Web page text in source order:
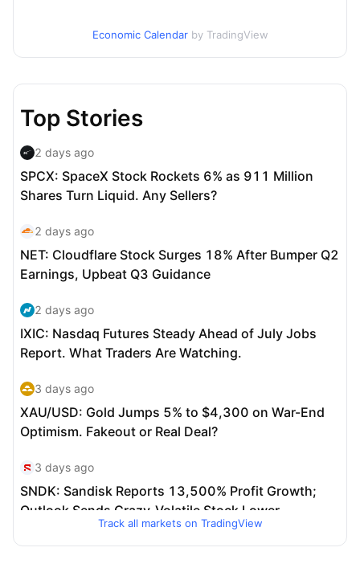
Economic Calendar by TradingView
Track all markets on TradingView